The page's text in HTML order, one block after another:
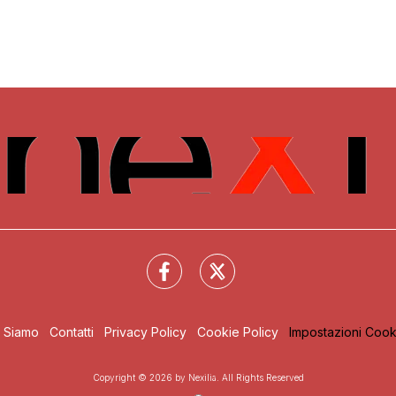
Siamo Contatti Privacy Policy Cookie Policy Impostazioni
Copyright © 2026 by Nexilia. All Rights Reserved